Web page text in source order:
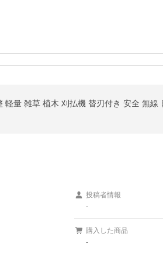
投稿者情報
-
購入した商品
-